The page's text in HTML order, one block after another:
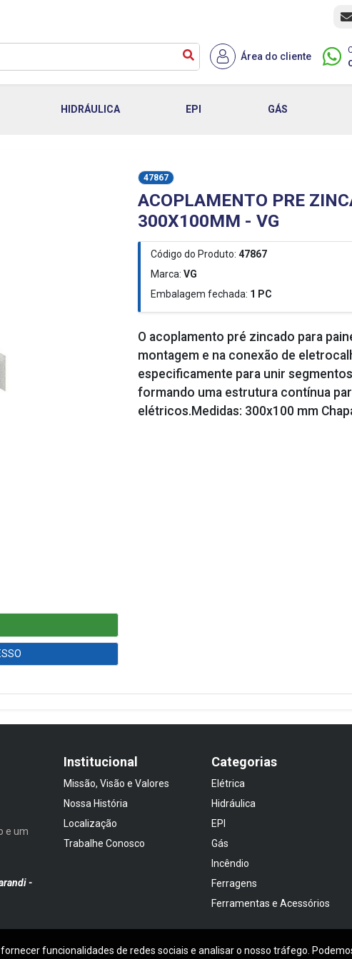
Área do cliente
HIDRÁULICA EPI GÁS
47867
ACOPLAMENTO PRE
300X100MM - VG
Código do Produto: 47867
Marca: VG
Embalagem fechada: 1 PC
O acoplamento pré zincado para
montagem e na conexão de
especificamente para unir
formando uma estrutura contínua
elétricos.Medidas: 300x100 mm
e um
-
Institucional
Missão, Visão e Valores
Nossa História
Localização
Trabalhe Conosco
Categorias
Elétrica
Hidráulica
EPI
Gás
Incêndio
Ferragens
Ferramentas e Acessórios
funcionalidades de redes sociais e analisar o nosso tráfego.